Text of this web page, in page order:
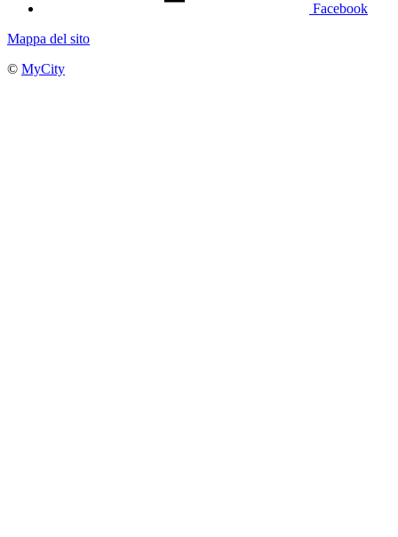
Facebook
Mappa del sito
© MyCity